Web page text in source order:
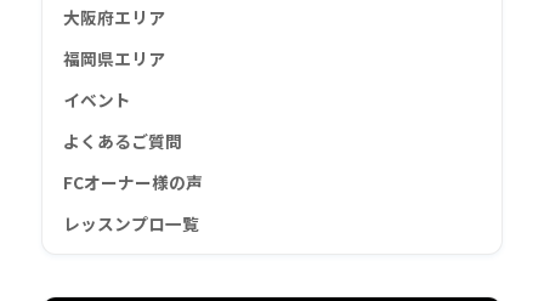
大阪府エリア
福岡県エリア
イベント
よくあるご質問
FCオーナー様の声
レッスンプロ一覧